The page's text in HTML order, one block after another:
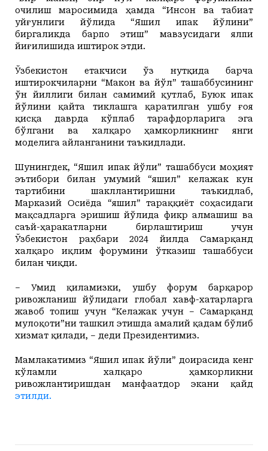
очилиш маросимида ҳамда “Инсон ва табиат
уйғунлиги йўлида “Яшил ипак йўлини”
биргаликда барпо этиш” мавзусидаги ялпи
йиғилишида иштирок этди.
Ўзбекистон етакчиси ўз нутқида барча
иштирокчиларни “Макон ва йўл” ташаббусининг
ўн йиллиги билан самимий қутлаб, Буюк ипак
йўлини қайта тиклашга қаратилган ушбу ғоя
қисқа даврда кўплаб тарафдорларига эга
бўлгани ва халқаро ҳамкорликнинг янги
моделига айланганини таъкидлади.
Шунингдек, “Яшил ипак йўли” ташаббуси моҳият
эътибори билан умумий “яшил” келажак кун
тартибини шакллантиришни таъкидлаб,
Марказий Осиёда “яшил” тараққиёт соҳасидаги
мақсадларга эришиш йўлида фикр алмашиш ва
саъй-ҳаракатларни бирлаштириш учун
Ўзбекистон раҳбари 2024 йилда Самарқанд
халқаро иқлим форумини ўтказиш ташаббуси
билан чиқди.
– Умид қиламизки, ушбу форум барқарор
ривожланиш йўлидаги глобал хавф-хатарларга
жавоб топиш учун “Келажак учун – Самарқанд
мулоқоти”ни ташкил этишда амалий қадам бўлиб
хизмат қилади, – деди Президентимиз.
Мамлакатимиз “Яшил ипак йўли” доирасида кенг
кўламли халқаро ҳамкорликни
ривожлантиришдан манфаатдор экани қайд
этилди.